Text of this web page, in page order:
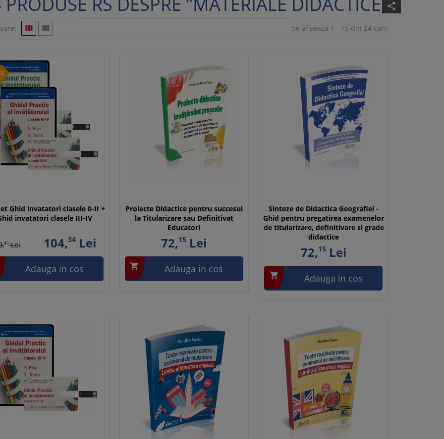
share
  Se afiseaza 1 - 15 din 24 carti
Ghid invatatori clasele 0-II +
invatatori clasele III-IV
90Lei 104,34Lei
Adauga in cos
Proiecte Didactice pentru succesul
la Titularizare sau Definitivat
Educatori
72,15 Lei
 Adauga in cos
Sinteze de Didactica Geografiei -
Ghid pentru pregatirea examenelor
de titularizare, definitivare si grade
didactice
72,15Lei
 Adauga in cos